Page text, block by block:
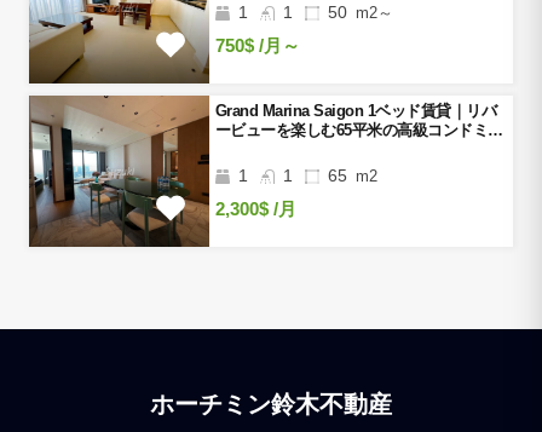
1 1 50 m2～
750$ /月～
Grand Marina Saigon 1ベッド賃貸｜リバ
ービューを楽しむ65平米の高級コンドミニ
1 1 65 m2
2,300$ /月
ホーチミン鈴木不動産